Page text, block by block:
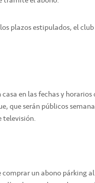
plazos estipulados, el
en las fechas y
que serán públicos
televisión.
un abono párking